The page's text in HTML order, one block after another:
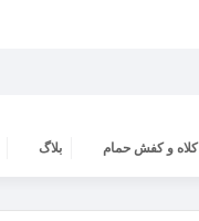
کلاه و کفش حمام بلاگ